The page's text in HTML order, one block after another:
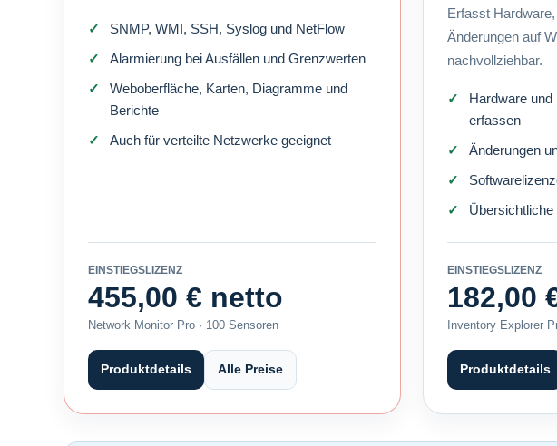
SNMP, WMI, SSH, Syslog und NetFlow
Alarmierung bei Ausfällen und Grenzwerten
Weboberfläche, Karten, Diagramme und
Berichte
Auch für verteilte Netzwerke geeignet
EINSTIEGSLIZENZ
455,00 € netto
Network Monitor Pro · 100 Sensoren
Produktdetails Alle Preise
Erfasst
Änderungen auf
nachvollziehbar.
Hardware
erfassen
Änderungen
EINSTIEGSLIZENZ
182,00
Inventory Explorer
Produktdetails